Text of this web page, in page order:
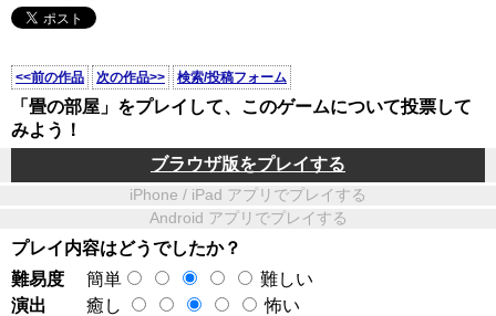
<<前の作品 次の作品>> 検索/投稿フォーム
「畳の部屋」をプレイして、このゲームについて投票して
みよう！
ブラウザ版をプレイする
iPhone / iPad アプリでプレイする
Android アプリでプレイする
プレイ内容はどうでしたか？
難易度
簡単
難しい
演出
癒し
怖い